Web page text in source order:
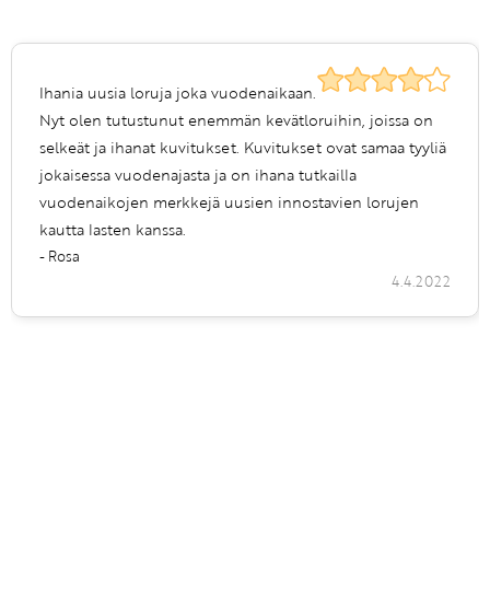
Ihania uusia loruja joka vuodenaikaan.
Nyt olen tutustunut enemmän kevätloruihin, joissa on
selkeät ja ihanat kuvitukset. Kuvitukset ovat samaa tyyliä
jokaisessa vuodenajasta ja on ihana tutkailla
vuodenaikojen merkkejä uusien innostavien lorujen
kautta lasten kanssa.
- Rosa
4.4.2022